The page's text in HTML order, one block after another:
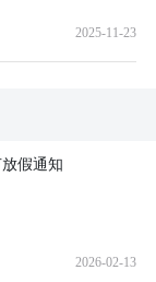
2025-11-23
假通知
2026-02-13